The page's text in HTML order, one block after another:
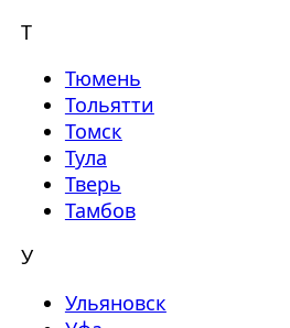
Т
Тюмень
Тольятти
Томск
Тула
Тверь
Тамбов
У
Ульяновск